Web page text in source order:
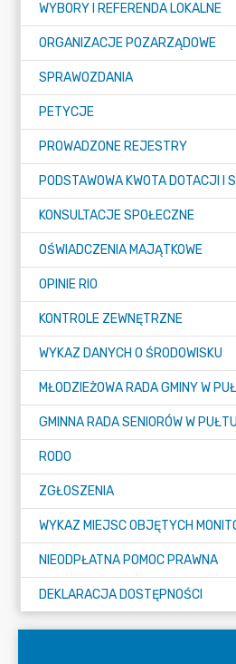
WYBORY I REFERENDA LOKALNE
ORGANIZACJE POZARZĄDOWE
SPRAWOZDANIA
PETYCJE
PROWADZONE REJESTRY
KONSULTACJE SPOŁECZNE
OŚWIADCZENIA MAJĄTKOWE
OPINIE RIO
KONTROLE ZEWNĘTRZNE
WYKAZ DANYCH O ŚRODOWISKU
RODO
ZGŁOSZENIA
NIEODPŁATNA POMOC PRAWNA
DEKLARACJA DOSTĘPNOŚCI